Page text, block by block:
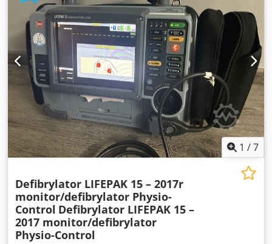
1 /7
Defibrylator LIFEPAK 15 – 2017r
monitor/defibrylator Physio-
Control Defibrylator LIFEPAK 15 –
2017 monitor/defibrylator
Physio-Control